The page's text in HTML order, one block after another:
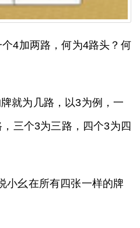
4加两路，何为4路头？何
就为几路，以3为例，一
三个3为三路，四个3为四
小幺在所有四张一样的牌